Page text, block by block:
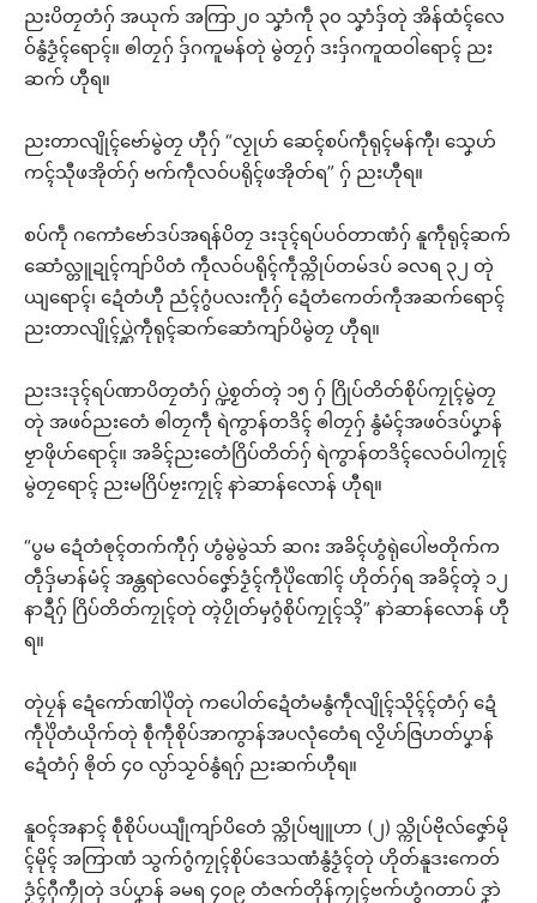
ညးပိတၠတံဂှ် အယုက် အကြာ၂၀ သၞာံကဵု ၃၀ သၞာံဒှ်တုဲ အိန်ထံၚ်လေ
ဝ်နွံဒၟံၚ်ရောၚ်။ ၜါတၠဂှ် ဒှ်ဂကူမန်တုဲ မွဲတၠဂှ် ဒးဒှ်ဂကူထဝါဲရောၚ် ညး
ဆက် ဟီုရ။
ညးတာလျိုၚ်ဗော်မွဲတၠ ဟီုဂှ် “လၟုဟ် ဆေၚ်စပ်ကဵုရုၚ်မန်ကီု၊ သၞေဟ်
ကၚ်သီုဖအိုတ်ဂှ် ဗက်ကဵုလဝ်ပရိုၚ်ဖအိုတ်ရ” ဂှ် ညးဟီုရ။
စပ်ကဵု ဂကောံဗော်ဒပ်အရန်ပိတၠ ဒးဒုၚ်ရပ်ပဝ်တာဏံဂှ် နူကဵုရုၚ်ဆက်
ဆောံလ္တူဍုၚ်ကျာ်ပိတံ ကဵုလဝ်ပရိုၚ်ကဵုသ္ကိုပ်တမ်ဒပ် ခလရ ၃၂ တုဲ
ယျရောၚ်၊ ဍေံတံဟီု ညံၚ်ဂွံပလးကဵုဂှ် ဍေံတံကေတ်ကဵုအဆက်ရောၚ်
ညးတာလျိုၚ်ပ္ဋဲကဵုရုၚ်ဆက်ဆောံကျာ်ပိမွဲတၠ ဟီုရ။
ညးဒးဒုၚ်ရပ်ဏာပိတၠတံဂှ် ပ္ဍဲစၟတ်တ္ၚဲ ၁၅ ဂှ် ဂြိုပ်တိတ်စိုပ်ကၠုၚ်မွဲတၠ
တုဲ အဖဝ်ညးတေံ ၜါတၠကဵု ရဲကွာန်တဒိၚ် ၜါတၠဂှ် နွံမံၚ်အဖဝ်ဒပ်ပၞာန်
ဗၟာဖိုဟ်ရောၚ်။ အခိၚ်ညးတေံဂြိပ်တိတ်ဂှ် ရဲကွာန်တဒိၚ်လေဝ်ပါကၠုၚ်
မွဲတၠရောၚ် ညးမဂြိပ်ဗၠးကၠုၚ် နာဲဆာန်လောန် ဟီုရ။
“ပွမ ဍေံတံၜုၚ်တက်ကီုဂှ် ဟွံမွဲမွဲသာ် ဆဂး အခိၚ်ဟွံရုဲပေါဲဗတိုက်က
တဵုဒှ်မာန်မံၚ် အန္တရာဲလေဝ်ဇၞော်ဒၟံၚ်ကဵုပိုဲဏေါၚ် ဟိုတ်ဂှ်ရ အခိၚ်တ္ၚဲ ၁၂
နာဍဳဂှ် ဂြိပ်တိတ်ကၠုၚ်တုဲ တ္ၚဲပၠိုတ်မှဂွံစိုပ်ကၠုၚ်သ္ၚိ” နာဲဆာန်လောန် ဟီု
ရ။
တုဲပၠန် ဍေံကော်ဏါပိုဲတုဲ ကပေါတ်ဍေံတံမနွံကဵုလျိုၚ်သိုၚ်ၚ်တံဂှ် ဍေံ
ကဵုပိုဲတံယိုက်တုဲ စဵုကဵုစိုပ်အာကွာန်အပလုံတေံရ လၟိဟ်ဇြဟတ်ပၞာန်
ဍေံတံဂှ် ၜိုတ် ၄၀ လ္ပာ်သၟဝ်နွံရဂှ် ညးဆက်ဟီုရ။
နူဝၚ်အနာၚ် စဵုစိုပ်ပယျဵုကျာ်ပိတေံ သ္ကိုပ်ဗျူဟာ (၂) သ္ကိုပ်ဗိုလ်ဇၞော်မို
ၚ်မိုၚ် အကြာဏံ သွက်ဂွံကၠုၚ်စိုပ်ဒေသဏံနွံဒၟံၚ်တုဲ ဟိုတ်နူဒးကေတ်
ဒၟံၚ်ဂီုကၠီုတုဲ ဒပ်ပၞာန် ခမရ ၄၀၉ တံဇက်တိုန်ကၠုၚ်ဗက်ဟွံဂတာပ် ဒၞာဲ